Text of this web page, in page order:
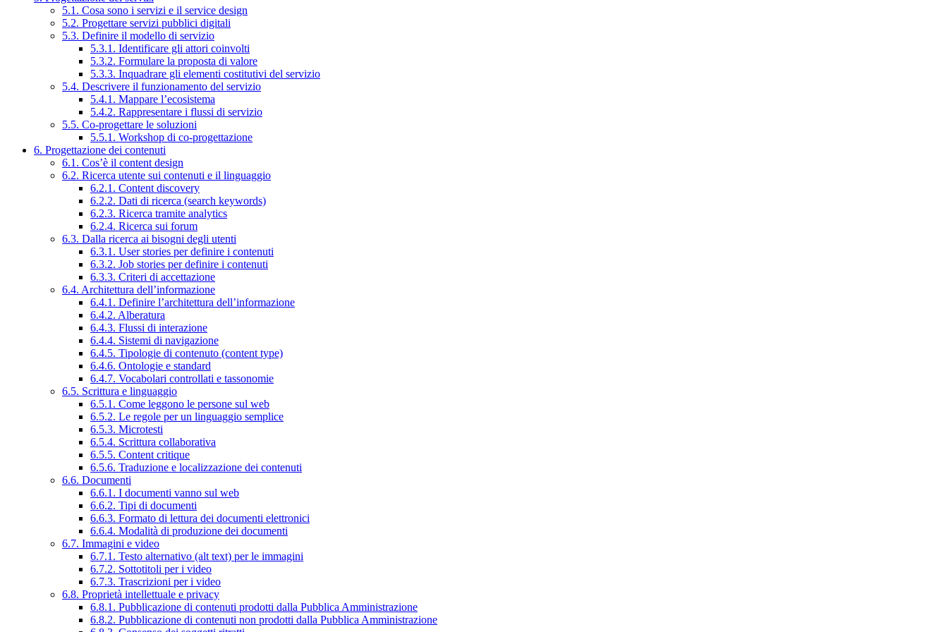
5.1. Cosa sono i servizi e il service design
5.2. Progettare servizi pubblici digitali
5.3. Definire il modello di servizio
5.3.1. Identificare gli attori coinvolti
5.3.2. Formulare la proposta di valore
5.3.3. Inquadrare gli elementi costitutivi del servizio
5.4. Descrivere il funzionamento del servizio
5.4.1. Mappare l’ecosistema
5.4.2. Rappresentare i flussi di servizio
5.5. Co-progettare le soluzioni
5.5.1. Workshop di co-progettazione
6. Progettazione dei contenuti
6.1. Cos’è il content design
6.2. Ricerca utente sui contenuti e il linguaggio
6.2.1. Content discovery
6.2.2. Dati di ricerca (search keywords)
6.2.3. Ricerca tramite analytics
6.2.4. Ricerca sui forum
6.3. Dalla ricerca ai bisogni degli utenti
6.3.1. User stories per definire i contenuti
6.3.2. Job stories per definire i contenuti
6.3.3. Criteri di accettazione
6.4. Architettura dell’informazione
6.4.1. Definire l’architettura dell’informazione
6.4.2. Alberatura
6.4.3. Flussi di interazione
6.4.4. Sistemi di navigazione
6.4.5. Tipologie di contenuto (content type)
6.4.6. Ontologie e standard
6.4.7. Vocabolari controllati e tassonomie
6.5. Scrittura e linguaggio
6.5.1. Come leggono le persone sul web
6.5.2. Le regole per un linguaggio semplice
6.5.3. Microtesti
6.5.4. Scrittura collaborativa
6.5.5. Content critique
6.5.6. Traduzione e localizzazione dei contenuti
6.6. Documenti
6.6.1. I documenti vanno sul web
6.6.2. Tipi di documenti
6.6.3. Formato di lettura dei documenti elettronici
6.6.4. Modalità di produzione dei documenti
6.7. Immagini e video
6.7.1. Testo alternativo (alt text) per le immagini
6.7.2. Sottotitoli per i video
6.7.3. Trascrizioni per i video
6.8. Proprietà intellettuale e privacy
6.8.1. Pubblicazione di contenuti prodotti dalla Pubblica Amministrazione
6.8.2. Pubblicazione di contenuti non prodotti dalla Pubblica Amministrazione